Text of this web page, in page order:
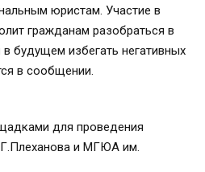
юристам. Участие в
гражданам разобраться в
будущем избегать негативных
в сообщении.
для проведения
Г.Плеханова и МГЮА им.